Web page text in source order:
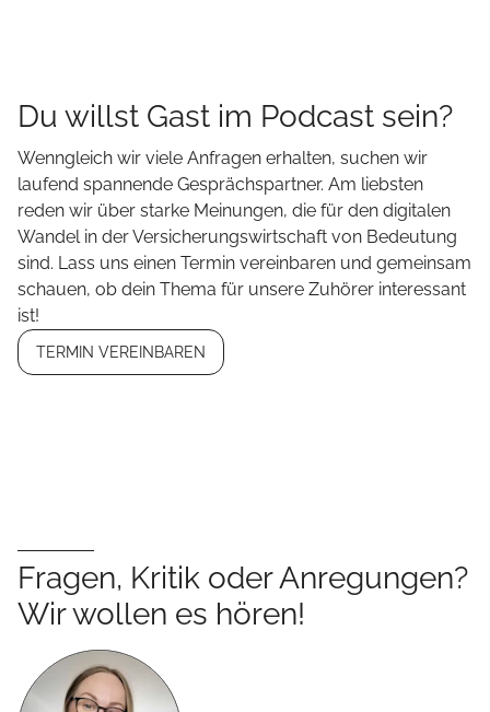
Du willst Gast im Podcast sein?
Wenngleich wir viele Anfragen erhalten, suchen wir
laufend spannende Gesprächspartner. Am liebsten
reden wir über starke Meinungen, die für den digitalen
Wandel in der Versicherungswirtschaft von Bedeutung
sind. Lass uns einen Termin vereinbaren und gemeinsam
schauen, ob dein Thema für unsere Zuhörer interessant
ist!
TERMIN VEREINBAREN
Fragen, Kritik oder Anregungen?
Wir wollen es hören!